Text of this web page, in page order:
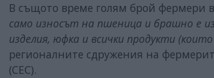
В същото време голям брой фермери
само износът на пшеница и брашно е
изделия, юфка и всички продукти
регионалните сдружения на
(CEC).